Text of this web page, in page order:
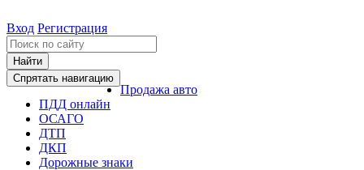
Вход Регистрация
Найти
Спрятать навигацию
Продажа авто
ПДД онлайн
ОСАГО
ДТП
ДКП
Дорожные знаки